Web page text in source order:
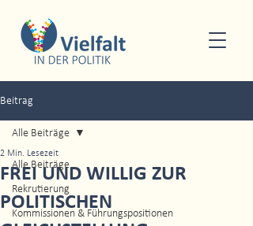
Beitrag
Alle Beiträge
Rekrutierung
Kommissionen & Führungspositionen
Alle Beiträge
FREI UND WILLIG ZUR
POLITISCHEN
2 Min. Lesezeit